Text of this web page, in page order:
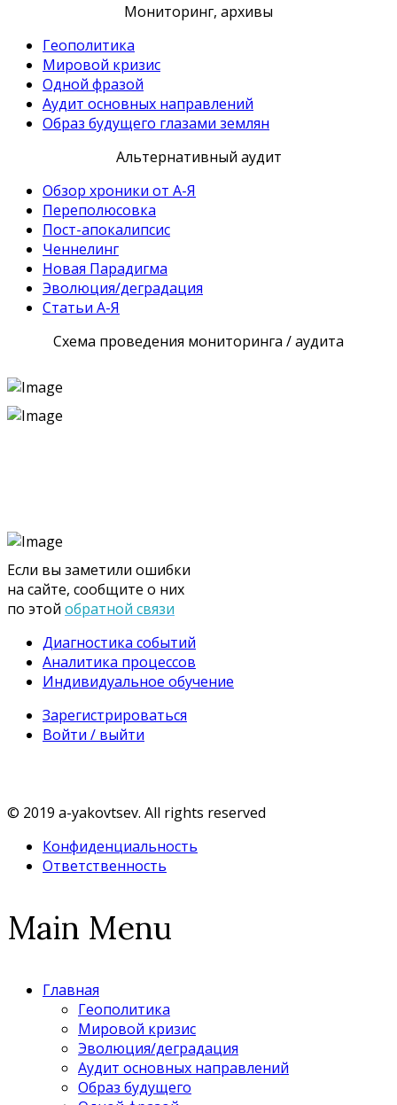
Мониторинг, архивы
Геополитика
Мировой кризис
Одной фразой
Аудит основных направлений
Образ будущего глазами землян
Альтернативный аудит
Обзор хроники от А-Я
Переполюсовка
Пост-апокалипсис
Ченнелинг
Новая Парадигма
Эволюция/деградация
Статьи А-Я
Схема проведения мониторинга / аудита
Если вы заметили ошибки
на сайте, сообщите о них
по этой обратной связи
Диагностика событий
Аналитика процессов
Индивидуальное обучение
Зарегистрироваться
Войти / выйти
© 2019 a-yakovtsev. All rights reserved
Конфиденциальность
Ответственность
Main Menu
Главная
Геополитика
Мировой кризис
Эволюция/деградация
Аудит основных направлений
Образ будущего